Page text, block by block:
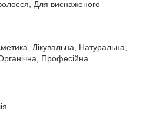
Для виснаженого
Лікувальна, Натуральна,
Професійна